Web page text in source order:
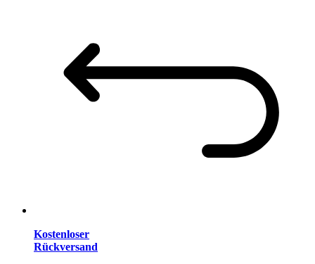
Kostenloser
Rückversand